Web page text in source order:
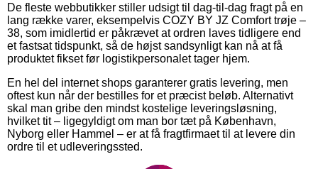
De fleste webbutikker stiller udsigt til dag-til-dag fragt på en
lang række varer, eksempelvis COZY BY JZ Comfort trøje –
38, som imidlertid er påkrævet at ordren laves tidligere end
et fastsat tidspunkt, så de højst sandsynligt kan nå at få
produktet fikset før logistikpersonalet tager hjem.
En hel del internet shops garanterer gratis levering, men
oftest kun når der bestilles for et præcist beløb. Alternativt
skal man gribe den mindst kostelige leveringsløsning,
hvilket tit – ligegyldigt om man bor tæt på København,
Nyborg eller Hammel – er at få fragtfirmaet til at levere din
ordre til et udleveringssted.